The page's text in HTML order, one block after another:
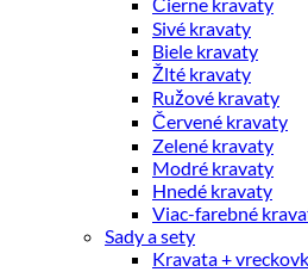
Sivé kravaty
Biele kravaty
Žlté kravaty
Ružové kravaty
Červené kravaty
Zelené kravaty
Modré kravaty
Hnedé kravaty
Viac-farebné
Sady a sety
Kravata +